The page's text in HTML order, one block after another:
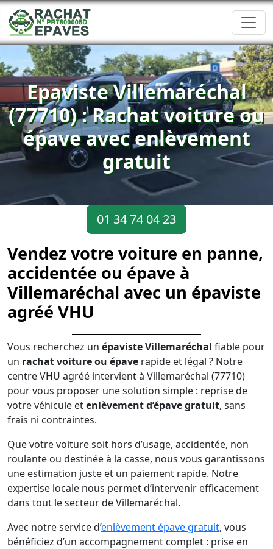
Epaviste Villemaréchal
(77710) : Rachat voiture ou
épave avec enlèvement
gratuit
01 34 74 04 23
Vendez votre voiture en panne,
accidentée ou épave à
Villemaréchal avec un épaviste
agréé VHU
Vous recherchez un épaviste Villemaréchal fiable pour
un rachat voiture ou épave rapide et légal ? Notre
centre VHU agréé intervient à Villemaréchal (77710)
pour vous proposer une solution simple : reprise de
votre véhicule etenlèvement d’épave gratuit, sans
frais ni contraintes.
Que votre voiture soit hors d’usage, accidentée, non
roulante ou destinée à la casse, nous vous garantissons
une estimation juste et un paiement rapide. Notre
expertise locale nous permet d’intervenir efficacement
dans tout le secteur de Villemaréchal.
Avec notre service d’enlèvement épave gratuit, vous
bénéficiez d’un accompagnement complet : prise en